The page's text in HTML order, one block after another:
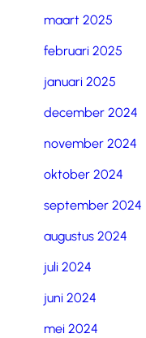
maart 2025
februari 2025
januari 2025
december 2024
november 2024
oktober 2024
september 2024
augustus 2024
juli 2024
juni 2024
mei 2024